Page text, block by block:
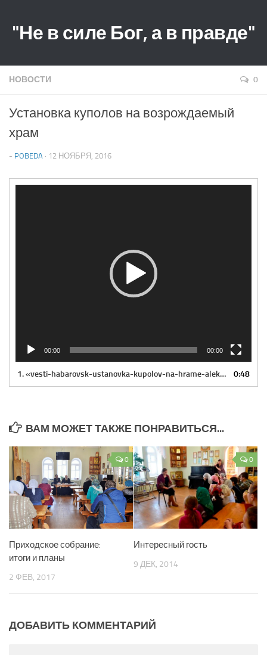
"Не в силе Бог, а в правде"
НОВОСТИ 0
Установка куполов на возрождаемый
храм
- POBEDA · 12 НОЯБРЯ, 2016
00:00 00:00
1.«vesti-habarovsk-ustanovka-kupolov-na-hrame-aleksandra-nevskogo» 0:48
ВАМ МОЖЕТ ТАКЖЕ ПОНРАВИТЬСЯ...
0
Приходское собрание:
итоги и планы
2 ФЕВ, 2017
0
Интересный гость
9 ДЕК, 2014
ДОБАВИТЬ КОММЕНТАРИЙ